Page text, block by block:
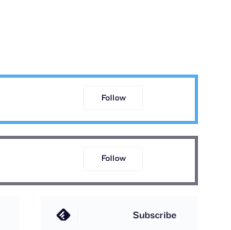
Follow
Follow
Subscribe